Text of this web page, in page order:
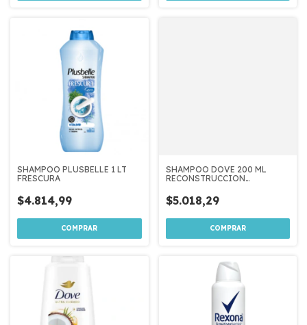
SHAMPOO PLUSBELLE 1 LT
FRESCURA
$4.814,99
SHAMPOO DOVE 200 ML
RECONSTRUCCION
$5.018,29